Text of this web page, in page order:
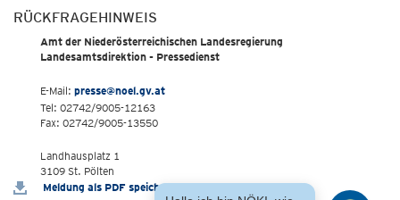
RÜCKFRAGEHINWEIS
Amt der Niederösterreichischen Landesregierung
Landesamtsdirektion - Pressedienst
E-Mail: presse@noel.gv.at
Tel: 02742/9005-12163
Fax: 02742/9005-13550
Landhausplatz 1
3109 St. Pölten
Meldung als PDF speichern